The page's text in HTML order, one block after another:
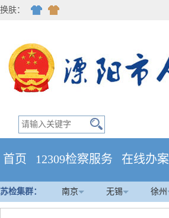
换肤：
首页 12309检察服务 在线办案
苏检集群： 南京 无锡 徐州